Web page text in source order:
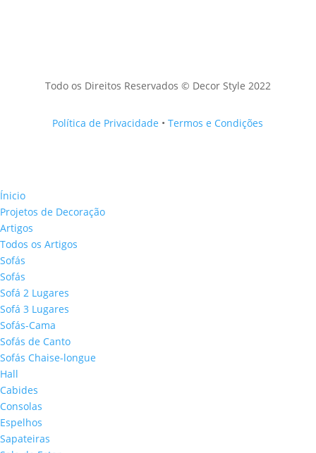
Todo os Direitos Reservados © Decor Style 2022
Política de Privacidade •Termos e Condições
Ínicio
Projetos de Decoração
Artigos
Todos os Artigos
Sofás
Sofás
Sofá 2 Lugares
Sofá 3 Lugares
Sofás-Cama
Sofás de Canto
Sofás Chaise-longue
Hall
Cabides
Consolas
Espelhos
Sapateiras